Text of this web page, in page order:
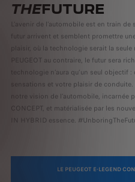
THEFUTURE
L’avenir de l’automobile est en train de
futur arrivent et semblent promettre
plaisir, où la technologie serait la seule
PEUGEOT au contraire, le futur sera
technologie n’aura qu’un seul objectif
sensations et votre plaisir de
notre vision de l’automobile, incarnée
CONCEPT, et matérialisée par les
IN HYBRID essence.
LE PEUGEOT E-LEGEND